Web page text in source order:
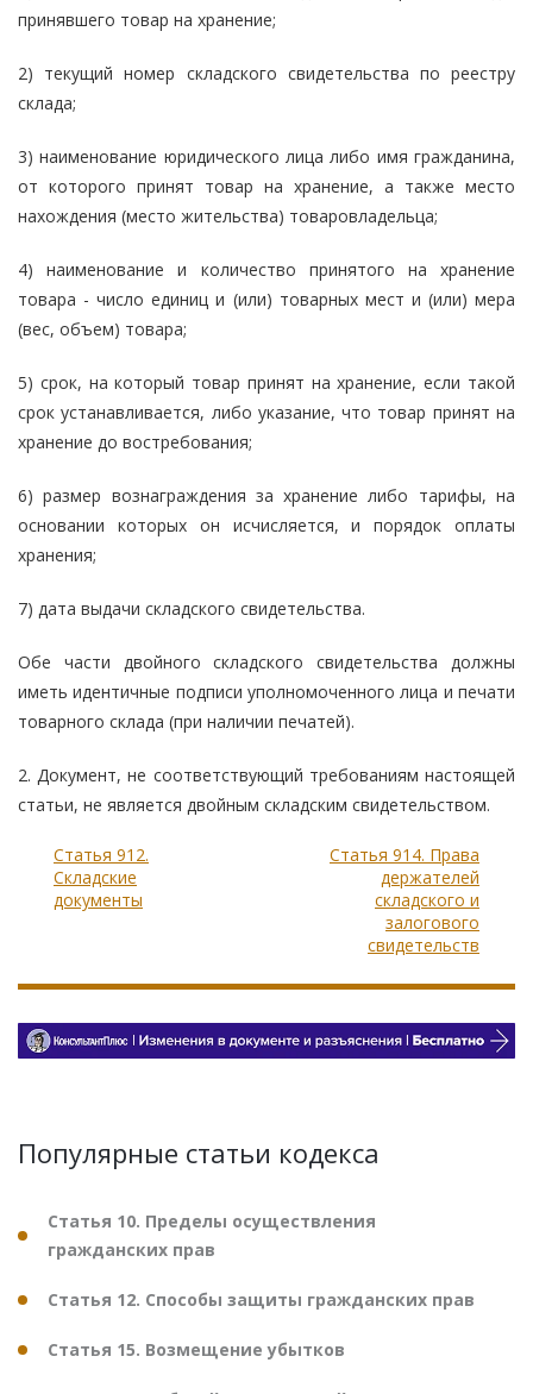
принявшего товар на хранение;
2) текущий номер складского свидетельства по реестру
склада;
3) наименование юридического лица либо имя гражданина,
от которого принят товар на хранение, а также место
нахождения (место жительства) товаровладельца;
4) наименование и количество принятого на хранение
товара - число единиц и (или) товарных мест и (или) мера
(вес, объем) товара;
5) срок, на который товар принят на хранение, если такой
срок устанавливается, либо указание, что товар принят на
хранение до востребования;
6) размер вознаграждения за хранение либо тарифы, на
основании которых он исчисляется, и порядок оплаты
хранения;
7) дата выдачи складского свидетельства.
Обе части двойного складского свидетельства должны
иметь идентичные подписи уполномоченного лица и печати
товарного склада (при наличии печатей).
2. Документ, не соответствующий требованиям настоящей
статьи, не является двойным складским свидетельством.
Статья 912.
Складские
документы
Статья 914. Права
держателей
складского и
залогового
свидетельств
Популярные статьи кодекса
Статья 10. Пределы осуществления
гражданских прав
Статья 12. Способы защиты гражданских прав
Статья 15. Возмещение убытков